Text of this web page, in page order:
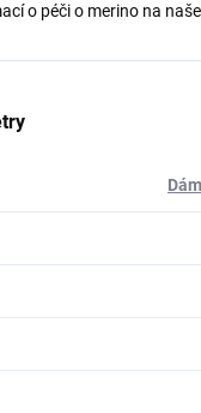
o péči o merino na